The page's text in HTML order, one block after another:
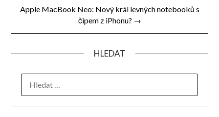
Apple MacBook Neo: Nový král levných notebooků s
čipem z iPhonu? →
HLEDAT